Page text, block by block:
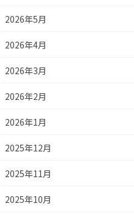
2026年5月
2026年4月
2026年3月
2026年2月
2026年1月
2025年12月
2025年11月
2025年10月